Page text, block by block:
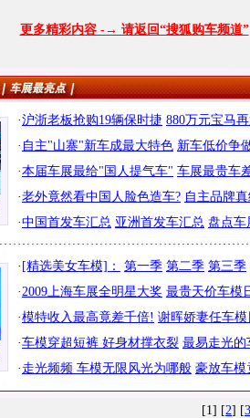
更多精彩内容 -→ 请返回“搜狐购车频道”
·沪浙老板抢购19辆保时捷 880万元宝马
· 自主"山寨"新车成最大特色 新车低价争
·本届车展最给"国人提气车" 车展最贵车
·老外竟然看中国人脸色造车? 自主品牌
·中国首发车汇总 亚洲首发车汇总 盘点车
· [精选美女车模]： 第一季 第二季 第三季
·2009上海车展全明星大奖 最贵天价车模
·模特收入最高竟差千倍! 谢晖娇妻任车
·车模穿超短裤 好身材撑衣裂 最易走光的
· 走光频频 车模无限风光为哪般 豪放车模
[1] [2] [3